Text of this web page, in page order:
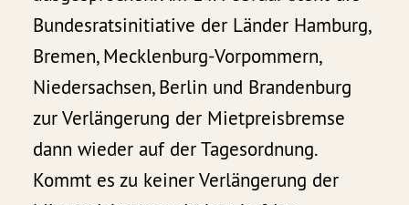
Bundesratsinitiative der Länder Hamburg,
Bremen, Mecklenburg-Vorpommern,
Niedersachsen, Berlin und Brandenburg
zur Verlängerung der Mietpreisbremse
dann wieder auf der Tagesordnung.
Kommt es zu keiner Verlängerung der